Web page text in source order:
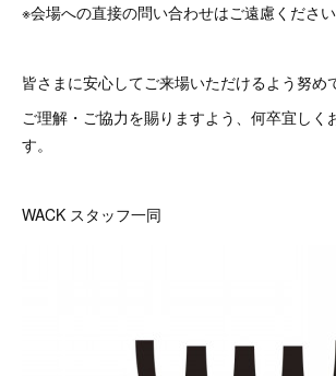
※会場への直接の問い合わせはご遠慮ください
皆さまに安心してご来場いただけるよう努め
ご理解・ご協力を賜りますよう、何卒宜しく
す。
WACK スタッフ一同